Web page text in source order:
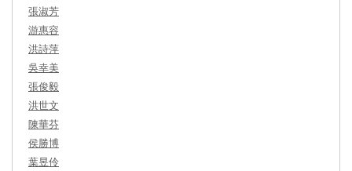
張淑芳
游惠容
洪詩萍
吳幸美
張俊毅
洪世文
陳華芬
侯勝博
葉昱伶